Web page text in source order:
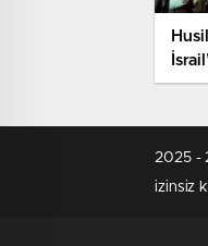
aldı
2025 -
izinsiz